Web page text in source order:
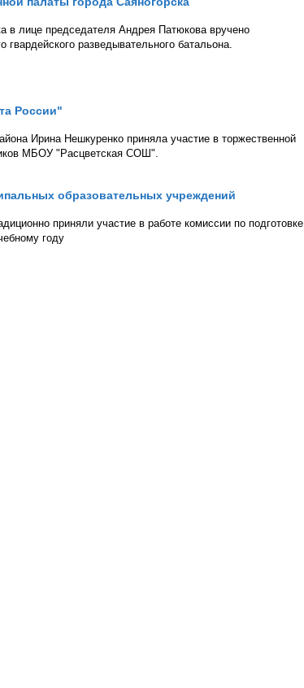
в лице председателя Андрея Патюкова вручено
разведывательного батальона.
России"
Ирина Нешкуренко приняла участие в торжественной
МБОУ "Расцветская СОШ".
образовательных учреждений
приняли участие в работе комиссии по подготовке
году